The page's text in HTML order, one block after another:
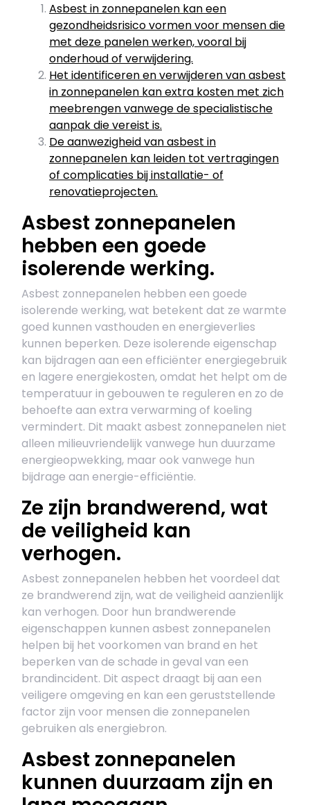
Asbest in zonnepanelen kan een
gezondheidsrisico vormen voor mensen die
met deze panelen werken, vooral bij
onderhoud of verwijdering.
Het identificeren en verwijderen van asbest
in zonnepanelen kan extra kosten met zich
meebrengen vanwege de specialistische
aanpak die vereist is.
De aanwezigheid van asbest in
zonnepanelen kan leiden tot vertragingen
of complicaties bij installatie- of
renovatieprojecten.
Asbest zonnepanelen
hebben een goede
isolerende werking.
Asbest zonnepanelen hebben een goede
isolerende werking, wat betekent dat ze warmte
goed kunnen vasthouden en energieverlies
kunnen beperken. Deze isolerende eigenschap
kan bijdragen aan een efficiënter energiegebruik
en lagere energiekosten, omdat het helpt om de
temperatuur in gebouwen te reguleren en zo de
behoefte aan extra verwarming of koeling
vermindert. Dit maakt asbest zonnepanelen niet
alleen milieuvriendelijk vanwege hun duurzame
energieopwekking, maar ook vanwege hun
bijdrage aan energie-efficiëntie.
Ze zijn brandwerend, wat
de veiligheid kan
verhogen.
Asbest zonnepanelen hebben het voordeel dat
ze brandwerend zijn, wat de veiligheid aanzienlijk
kan verhogen. Door hun brandwerende
eigenschappen kunnen asbest zonnepanelen
helpen bij het voorkomen van brand en het
beperken van de schade in geval van een
brandincident. Dit aspect draagt bij aan een
veiligere omgeving en kan een geruststellende
factor zijn voor mensen die zonnepanelen
gebruiken als energiebron.
Asbest zonnepanelen
kunnen duurzaam zijn en